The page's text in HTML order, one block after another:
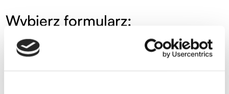
Wybierz formularz: